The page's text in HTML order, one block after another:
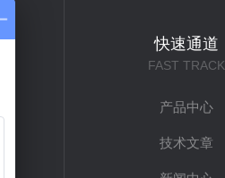
快速通道
FAST TRACK
产品中心
技术文章